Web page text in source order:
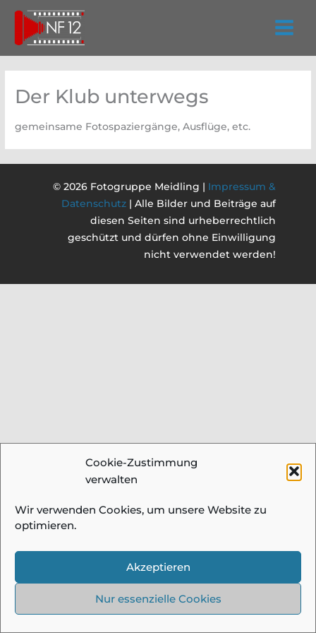
Cookie-Zustimmung
verwalten
Wir verwenden Cookies, um unsere Website zu
optimieren.
Akzeptieren
Nur essenzielle Cookies
springen
Der Klub unterwegs
gemeinsame Fotospaziergänge, Ausflüge, etc.
© 2026 Fotogruppe Meidling | Impressum &
Datenschutz| Alle Bilder und Beiträge auf
diesen Seiten sind urheberrechtlich
geschützt und dürfen ohne Einwilligung
nicht verwendet werden!